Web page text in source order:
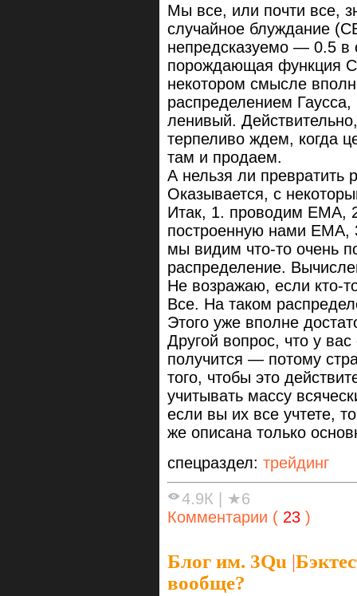
Мы все, или почти все,
случайное блуждание
непредсказуемо — 0.5 в
порождающая функция
некотором смысле
распределением
ленивый.
терпеливо ждем, когда
там и продаем.
А нельзя ли превратить
Оказывается, с
Итак, 1. проводим ЕМА,
построенную нами ЕМА,
мы видим что-то очень
распределение.
Не возражаю, если кто-
Все. На таком
Этого уже вполне
Другой вопрос, что у вас
получится — потому
того, чтобы это
учитывать массу
если вы их все учтете,
же описана только
спецраздел: трейдинг
4.9К
★6
Комментарии ( 23 )
Блог им. 3Qu |
вообще?